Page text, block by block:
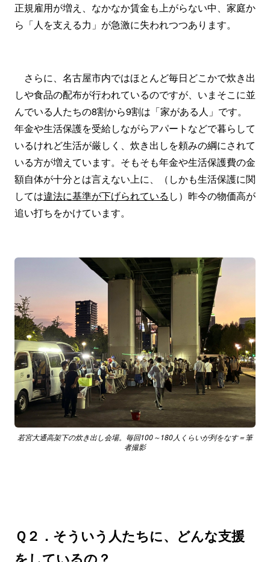
正規雇用が増え、なかなか賃金も上がらない中、家庭か
ら「人を支える力」が急激に失われつつあります。
さらに、名古屋市内ではほとんど毎日どこかで炊き出
しや食品の配布が行われているのですが、いまそこに並
んでいる人たちの8割から9割は「家がある人」です。
年金や生活保護を受給しながらアパートなどで暮らして
いるけれど生活が厳しく、炊き出しを頼みの綱にされて
いる方が増えています。そもそも年金や生活保護費の金
額自体が十分とは言えない上に、（しかも生活保護に関
しては違法に基準が下げられている し）昨今の物価高が
追い打ちをかけています。
若宮大通高架下の炊き出し会場。毎回100～180人くらいが列をなす＝筆
者撮影
Ｑ２．そういう人たちに、どんな支援